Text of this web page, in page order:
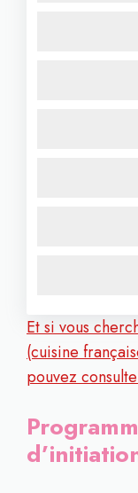
Et si vous
(cuisine
pouvez